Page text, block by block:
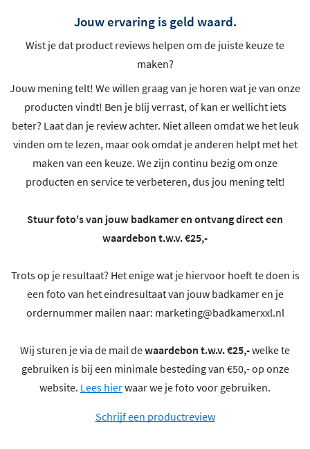
Jouw ervaring is geld waard.
Wist je dat product reviews helpen om de juiste keuze te
maken?
Jouw mening telt! We willen graag van je horen wat je van onze
producten vindt! Ben je blij verrast, of kan er wellicht iets
beter? Laat dan je review achter. Niet alleen omdat we het leuk
vinden om te lezen, maar ook omdat je anderen helpt met het
maken van een keuze. We zijn continu bezig om onze
producten en service te verbeteren, dus jou mening telt!
Stuur foto's van jouw badkamer en ontvang direct een
waardebon t.w.v. €25,-
Trots op je resultaat? Het enige wat je hiervoor hoeft te doen is
een foto van het eindresultaat van jouw badkamer en je
ordernummer mailen naar: marketing@badkamerxxl.nl
Wij sturen je via de mail dewaardebon t.w.v. €25,-welke te
gebruiken is bij een minimale besteding van €50,- op onze
website. Lees hierwaar we je foto voor gebruiken.
Schrijf een productreview